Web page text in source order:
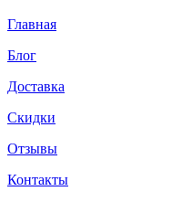
Главная
Блог
Доставка
Скидки
Отзывы
Контакты